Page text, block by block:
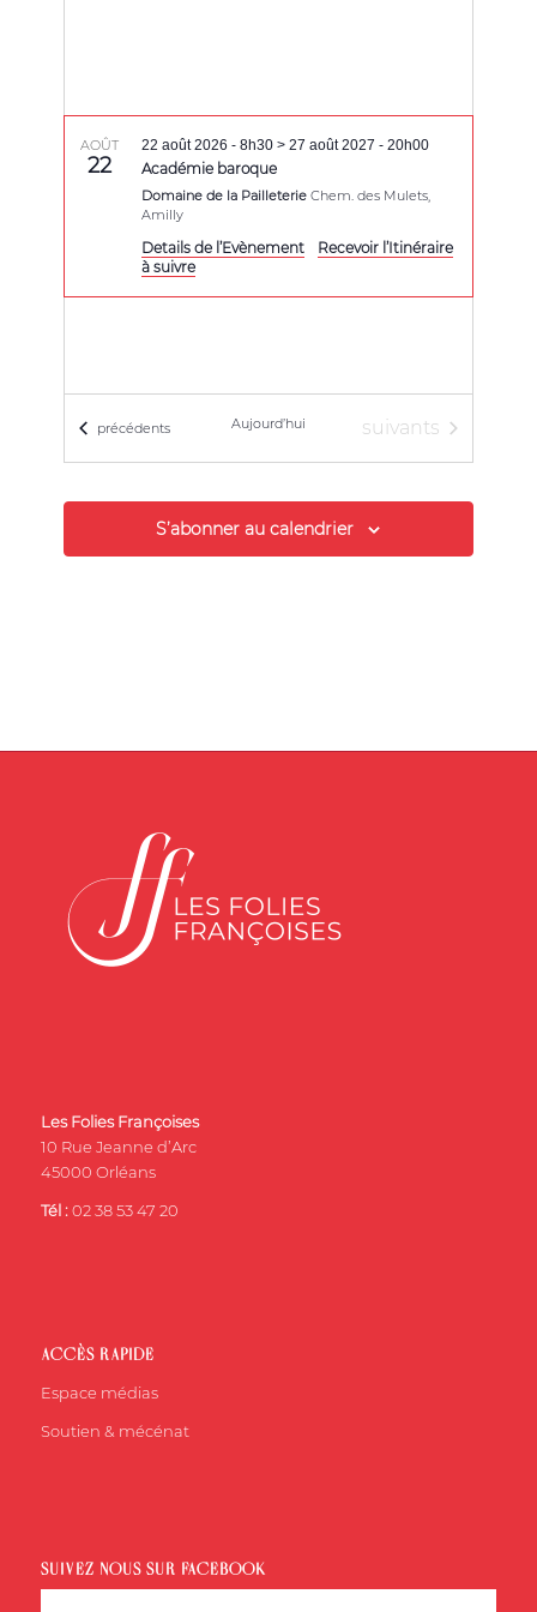
AOÛT
22 Académie baroque
22 août 2026 - 8h30 >27 août 2027 - 20h00
Domaine de la PailleterieChem. des Mulets,
Amilly
Details de l’Evènement
Recevoir l’Itinéraire
à suivre
Évènements
précédents Aujourd’hui Évènements
suivants
S’abonner au calendrier
Les Folies Françoises
10 Rue Jeanne d’Arc
45000 Orléans
Tél : 02 38 53 47 20
ACCÈS RAPIDE
Espace médias
Soutien & mécénat
SUIVEZ-NOUS SUR FACEBOOK